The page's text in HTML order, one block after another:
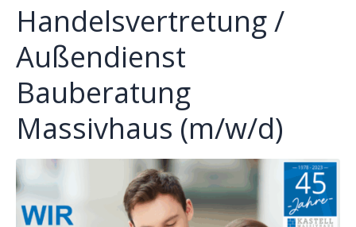
Handelsvertretung /
Außendienst
Bauberatung
Massivhaus (m/w/d)